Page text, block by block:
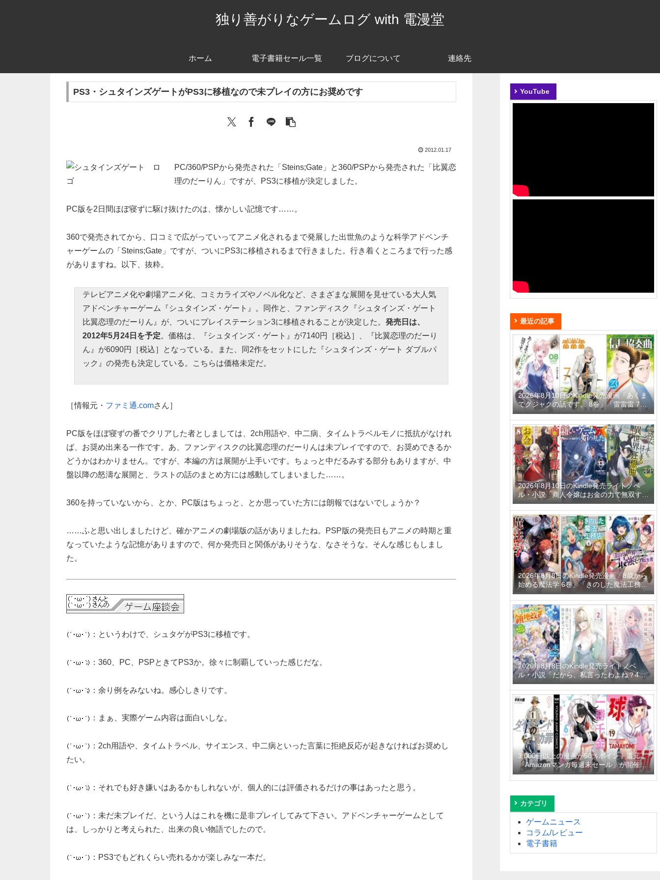
独り善がりなゲームログ with 電漫堂
ホーム 電子書籍セール一覧 ブログについて 連絡先
PS3・シュタインズゲートがPS3に移植なので未プレイの方にお奨めです
2012.01.17
PC/360/PSPから発売された「Steins;Gate」と360/PSPから発売された「比翼恋
理のだーりん」ですが、PS3に移植が決定しました。
PC版を2日間ほぼ寝ずに駆け抜けたのは、懐かしい記憶です……。
360で発売されてから、口コミで広がっていってアニメ化されるまで発展した出世魚のような科学アドベンチ
ャーゲームの「Steins;Gate」ですが、ついにPS3に移植されるまで行きました。行き着くところまで行った感
がありますね。以下、抜粋。
テレビアニメ化や劇場アニメ化、コミカライズやノベル化など、さまざまな展開を見せている大人気
アドベンチャーゲーム『シュタインズ・ゲート』。同作と、ファンディスク『シュタインズ・ゲート
比翼恋理のだーりん』が、ついにプレイステーション3に移植されることが決定した。 発売日は、
2012年5月24日を予定。価格は、『シュタインズ・ゲート』が7140円［税込］、『比翼恋理のだーり
ん』が6090円［税込］となっている。また、同2作をセットにした『シュタインズ・ゲート ダブルパ
ック』の発売も決定している。こちらは価格未定だ。
［情報元・ ファミ通.comさん］
PC版をほぼ寝ずの番でクリアした者としましては、2ch用語や、中二病、タイムトラベルモノに抵抗がなけれ
ば、お奨め出来る一作です。あ、ファンディスクの比翼恋理のだーりんは未プレイですので、お奨めできるか
どうかはわかりません。ですが、本編の方は展開が上手いです。ちょっと中だるみする部分もありますが、中
盤以降の怒濤な展開と、ラストの話のまとめ方には感動してしまいました……。
360を持っていないから、とか、PC版はちょっと、とか思っていた方には朗報ではないでしょうか？
……ふと思い出しましたけど、確かアニメの劇場版の話がありましたね。PSP版の発売日もアニメの時期と重
なっていたような記憶がありますので、何か発売日と関係がありそうな、なさそうな。そんな感じもしまし
た。
：というわけで、シュタゲがPS3に移植です。
：360、PC、PSPときてPS3か。徐々に制覇していった感じだな。
：余り例をみないね。感心しきりです。
：まぁ、実際ゲーム内容は面白いしな。
：2ch用語や、タイムトラベル、サイエンス、中二病といった言葉に拒絶反応が起きなければお奨めし
たい。
：それでも好き嫌いはあるかもしれないが、個人的には評価されるだけの事はあったと思う。
：未だ未プレイだ、という人はこれを機に是非プレイしてみて下さい。アドベンチャーゲームとして
は、しっかりと考えられた、出来の良い物語でしたので。
：PS3でもどれくらい売れるかが楽しみな一本だ。
YouTube
最近の記事
2026年8月10日のKindle発売漫画「あくま
でクジャクの話です。 8巻」「雷雷雷 7
巻」「信長協奏曲 23巻」など
2026年8月10日のKindle発売ライトノベ
ル・小説「商人令嬢はお金の力で無双する
8巻」「新しいゲーム始めました。～使命
もないのに最強です？～ 13巻」「デスマ
ーチからはじまる異世界狂想曲 36巻」な
ど
2026年8月8日のKindle発売漫画「8歳から
始める魔法学 6巻」「きのした魔法工務店
異世界工法で最強の家づくりを 4巻」「迷
宮狂走曲 3 ～エロゲ世界なのにエロそっ
ちのけでひたすら最強を目指すモブ転生者
～」など
2026年8月8日のKindle発売ライトノベ
ル・小説「だから、私言ったわよね？4 ～
没落令嬢の案外楽しい領地改革～」「学園
一かわいい後輩の命の恩人になったら、通
い妻になって関係を迫ってくる。 2巻」
「隣の席の聖女様は俺にこっそりスカート
の中を教えてくれる」など
3,000冊以上の漫画が50％ポイント還元！
「Amazonマンガ毎週末セール」が開催
中、終了予定日は8月9日！
カテゴリ
ゲームニュース
コラム/レビュー
電子書籍